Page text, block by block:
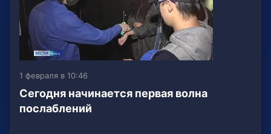
1 февраля в 10:46
Сегодня начинается первая волна
послаблений